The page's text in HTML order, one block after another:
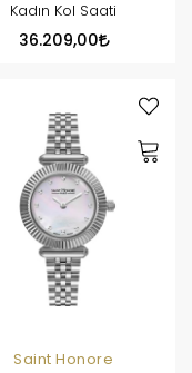
Kadın Kol Saati
36.209,00
Saint Honore